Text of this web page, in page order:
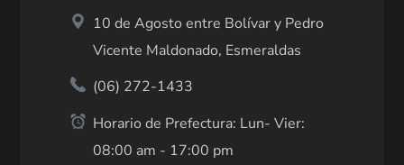
10 de Agosto entre Bolívar y Pedro
Vicente Maldonado, Esmeraldas
(06) 272-1433
Horario de Prefectura: Lun- Vier:
08:00 am - 17:00 pm